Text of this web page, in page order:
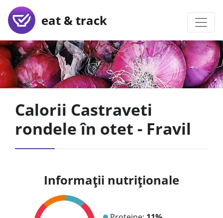
eat & track
Calorii Castraveti
rondele în otet - Fravil
Informații nutriționale